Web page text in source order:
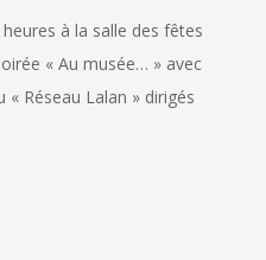
à la salle des fêtes
« Au musée… » avec
Réseau Lalan » dirigés